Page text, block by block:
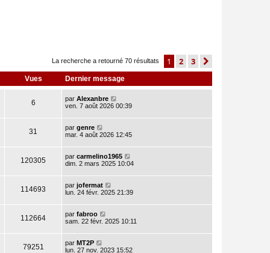
La recherche a retourné 70 résultats 1 2 3
Vues Dernier message
6 par Alexanbre
ven. 7 août 2026 00:39
31 par genre
mar. 4 août 2026 12:45
120305 par carmelino1965
dim. 2 mars 2025 10:04
114693 par jofermat
lun. 24 févr. 2025 21:39
112664 par fabroo
sam. 22 févr. 2025 10:11
79251 par MT2P
lun. 27 nov. 2023 15:52